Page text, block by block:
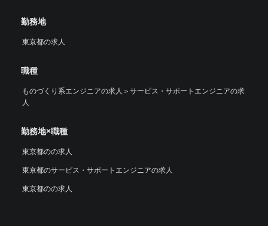
勤務地
東京都の求人
職種
ものづくり系エンジニアの求人 ＞ サービス・サポートエンジニアの求
人
勤務地×職種
東京都のの求人
東京都のサービス・サポートエンジニアの求人
東京都のの求人